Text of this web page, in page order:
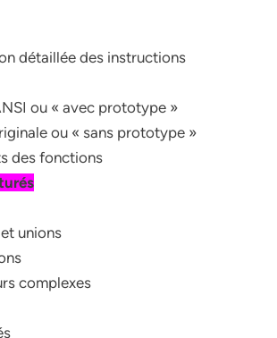
détaillée des instructions
ou « avec prototype »
ou « sans prototype »
des fonctions
unions
complexes